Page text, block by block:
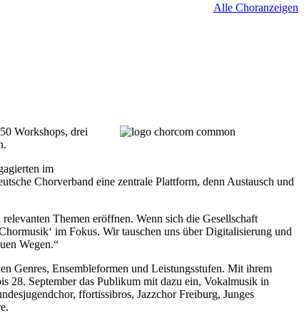
Alle Choranzeigen
Workshops, drei
im
Chorverband eine zentrale Plattform, denn Austausch und
Themen eröffnen. Wenn sich die Gesellschaft
im Fokus. Wir tauschen uns über Digitalisierung und
Wegen.“
Genres, Ensembleformen und Leistungsstufen. Mit ihrem
28. September das Publikum mit dazu ein, Vokalmusik in
ffortissibros, Jazzchor Freiburg, Junges